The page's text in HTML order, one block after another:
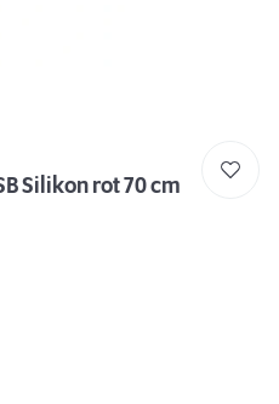
Silikon rot 70 cm